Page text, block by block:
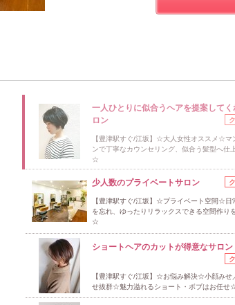
一人ひとりに似合うヘアを提案してく
ロン
【豊津駅すぐ/江坂】☆大人女性オススメ☆マ
ンで丁寧なカウンセリング、似合う髪型へ仕
☆
少人数のプライベートサロン
【豊津駅すぐ/江坂】☆プライベート空間☆日
を忘れ、ゆったりリラックスできる空間作り
☆
ショートヘアのカットが得意なサロン
【豊津駅すぐ/江坂】☆お悩み解決☆小顔みせ
せ抜群☆魅力溢れるショート・ボブはお任せ